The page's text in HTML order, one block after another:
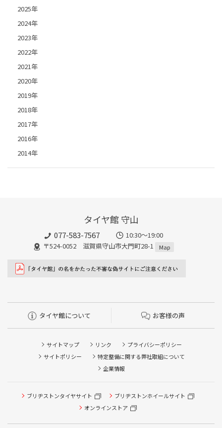
2025年
2024年
2023年
2022年
2021年
2020年
2019年
2018年
2017年
2016年
2014年
タイヤ館 守山
077-583-7567
10:30～19:00
〒524-0052 滋賀県守山市大門町28-1
Map
タイヤ館について お客様の声
サイトマップ リンク
プライバシーポリシー
サイトポリシー
特定整備に関する弊社取組について
企業情報
ブリヂストンタイヤサイト
ブリヂストンホイールサイト
オンラインストア
タイヤ点検・安全点検/タイヤ履き替え/オイル交換/その他
ピット作業の予約